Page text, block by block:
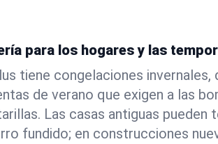
para los hogares y las
tiene congelaciones invernales,
de verano que exigen a las
Las casas antiguas pueden
fundido; en construcciones